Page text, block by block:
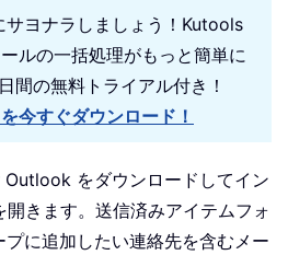
ヨナラしましょう！Kutools
ルの一括処理がもっと簡単に
間の無料トライアル付き！
すぐダウンロード！
をダウンロードしてイン
きます。送信済みアイテムフォ
に追加したい連絡先を含むメー